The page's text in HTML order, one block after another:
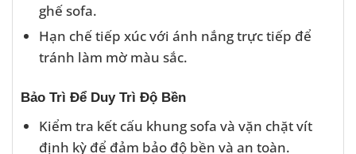
ghế sofa.
Hạn chế tiếp xúc với ánh nắng trực tiếp để
tránh làm mờ màu sắc.
Bảo Trì Để Duy Trì Độ Bền
Kiểm tra kết cấu khung sofa và vặn chặt vít
định kỳ để đảm bảo độ bền và an toàn.